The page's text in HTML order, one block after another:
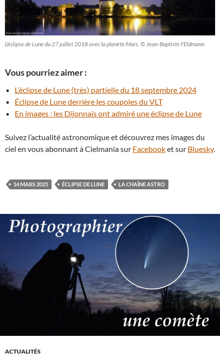
L’éclipse de Lune du 27 juillet 2018 avec la planète Mars. © Jean-Baptiste FEldmann
Vous pourriez aimer :
L’éclipse de Lune (très) partielle du 18 septembre 2024
Éclipse de Lune derrière les coupoles du VLT
En images : les Dijonnais ont admiré une éclipse de Lune
Suivez l’actualité astronomique et découvrez mes images du
ciel en vous abonnant à Cielmania sur Facebooket sur Bluesky.
14 MARS 2025 ÉCLIPSE DE LUNE LA CHAÎNE ASTRO
ACTUALITÉS